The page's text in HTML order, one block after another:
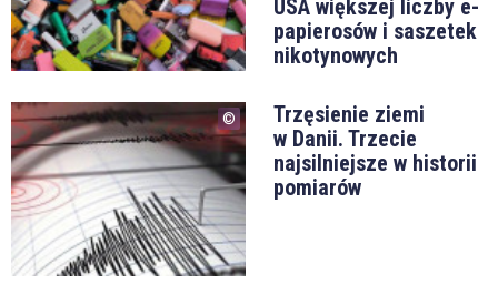
USA większej liczby e-
papierosów i saszetek
nikotynowych
Trzęsienie ziemi
w Danii. Trzecie
najsilniejsze w historii
pomiarów